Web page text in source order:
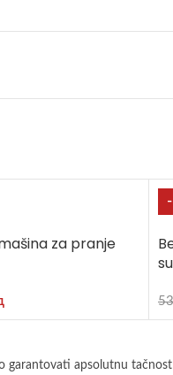
za pranje
garantovati apsolutnu